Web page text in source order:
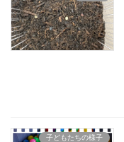
子どもたちの様子